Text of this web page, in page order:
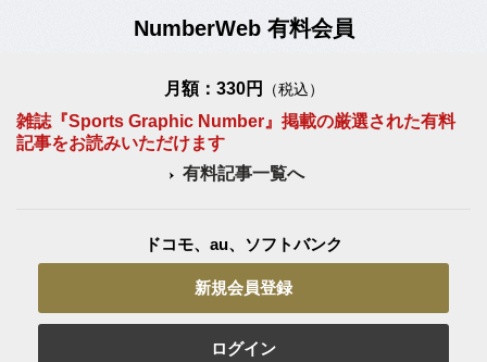
NumberWeb 有料会員
月額：330円 （税込）
雑誌『Sports Graphic Number』掲載の厳選された有料
記事をお読みいただけます
有料記事一覧へ
ドコモ、au、ソフトバンク
新規会員登録
ログイン